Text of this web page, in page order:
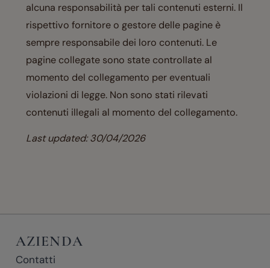
alcuna responsabilità per tali contenuti esterni. Il
rispettivo fornitore o gestore delle pagine è
sempre responsabile dei loro contenuti. Le
pagine collegate sono state controllate al
momento del collegamento per eventuali
violazioni di legge. Non sono stati rilevati
contenuti illegali al momento del collegamento.
Last updated: 30/04/2026
AZIENDA
Contatti